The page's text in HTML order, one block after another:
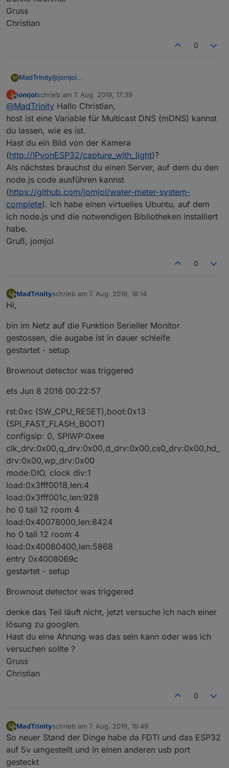
ESP32 sollte auch klappen - evt. ist etwas Anpassung
Ich habe eine ungtestetde, aber compilierbare Version
meter-picture-provider/tree/master/ArduCAM_Server-
Beste Grüße,
Josef
Gruss
Christian
0
M MadTrinity@jomjol
geflasht. Habe meine WLAN Daten geändert aber
bei Host nicht was soll ich da eintragen?
Was muss ich danach machen bzw. was wären die
nächsten Schritte?
Ziel ist es die daten bei iobroker einzubinden.
Danke nochmal
Gruss
Christian
J
Offline
jomjolschrieb am 7. Aug. 2019, 17:39
zuletzt editiert von
@MadTrinity Hallo Christian,
host ist eine Variable für Multicast DNS (mDNS) kannst
du lassen, wie es ist.
Hast du ein Bild von der Kamera
(http://IPvonESP32/capture_with_light)?
Als nächstes brauchst du einen Server, auf dem du den
node.js code ausführen kannst
(https://github.com/jomjol/water-meter-system-
complete). Ich habe einen virtuelles Ubuntu, auf dem
ich node.js und die notwendigen Bibliotheken installiert
habe.
Gruß, jomjol
0
M MadTrinityschrieb am 7. Aug. 2019, 18:14
zuletzt editiert von
Hi,
bin im Netz auf die Funktion Serieller Monitor
gestossen, die augabe ist in dauer schleife
gestartet - setup
Brownout detector was triggered
ets Jun 8 2016 00:22:57
rst:0xc (SW_CPU_RESET),boot:0x13
(SPI_FAST_FLASH_BOOT)
configsip: 0, SPIWP:0xee
clk_drv:0x00,q_drv:0x00,d_drv:0x00,cs0_drv:0x00,hd_
drv:0x00,wp_drv:0x00
mode:DIO, clock div:1
load:0x3fff0018,len:4
load:0x3fff001c,len:928
ho 0 tail 12 room 4
load:0x40078000,len:8424
ho 0 tail 12 room 4
load:0x40080400,len:5868
entry 0x4008069c
gestartet - setup
Brownout detector was triggered
denke das Teil läuft nicht, jetzt versuche ich nach einer
lösung zu googlen.
Hast du eine Ahnung was das sein kann oder was ich
versuchen sollte ?
Gruss
Christian
0
M MadTrinityschrieb am 7. Aug. 2019, 18:49
zuletzt editiert von
So neuer Stand der Dinge habe da FDTI und das ESP32
auf 5v umgestellt und in einen anderen usb port
gesteckt